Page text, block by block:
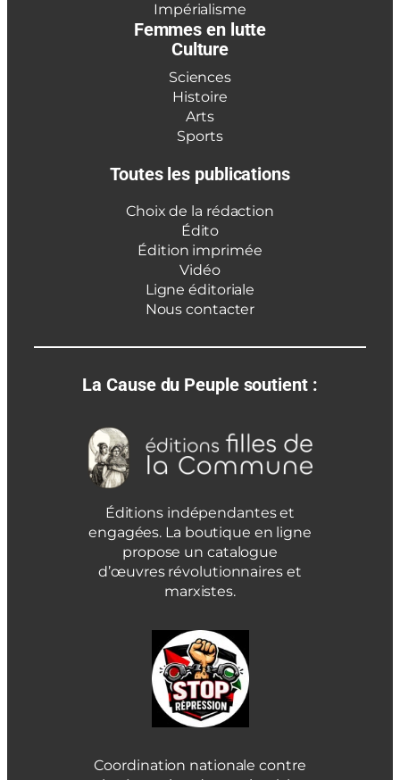
Impérialisme
Femmes en lutte
Culture
Sciences
Histoire
Arts
Sports
Toutes les publications
Choix de la rédaction
Édito
Édition imprimée
Vidéo
Ligne éditoriale
Nous contacter
La Cause du Peuple soutient :
Éditions indépendantes et
engagées. La boutique en ligne
propose un catalogue
d’œuvres révolutionnaires et
marxistes.
Coordination nationale contre